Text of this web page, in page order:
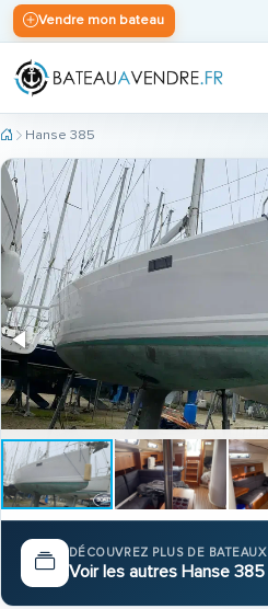
Vendre mon bateau
Hanse 385
DÉCOUVREZ PLUS DE BATEAUX
Voir les autres Hanse 385